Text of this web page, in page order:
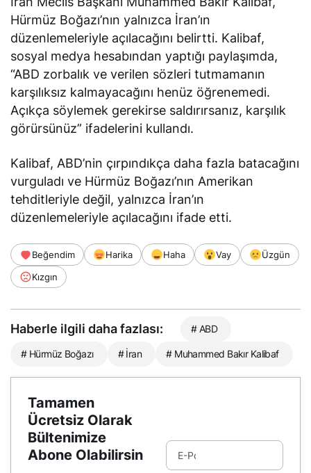
Hürmüz Boğazı’nın yalnızca İran’ın
düzenlemeleriyle açılacağını belirtti. Kalibaf,
sosyal medya hesabından yaptığı paylaşımda,
“ABD zorbalık ve verilen sözleri tutmamanın
karşılıksız kalmayacağını henüz öğrenemedi.
Açıkça söylemek gerekirse saldırırsanız, karşılık
görürsünüz” ifadelerini kullandı.
Kalibaf, ABD’nin çırpındıkça daha fazla batacağını
vurguladı ve Hürmüz Boğazı’nın Amerikan
tehditleriyle değil, yalnızca İran’ın
düzenlemeleriyle açılacağını ifade etti.
Beğendim Harika Haha Vay
Üzgün
Kızgın
Haberle ilgili daha fazlası: # ABD
# Hürmüz Boğazı # İran # Muhammed Bakır Kalibaf
Tamamen
Ücretsiz Olarak
Bültenimize
Abone Olabilirsin